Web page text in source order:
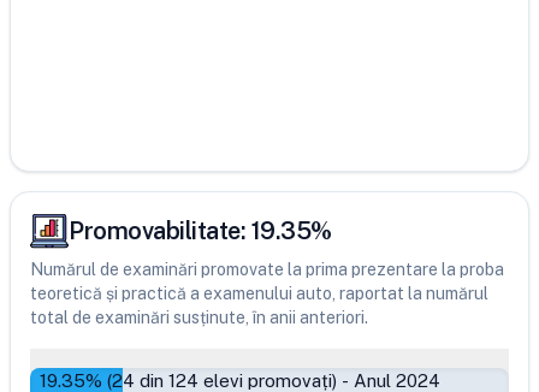
Promovabilitate: 19.35%
Numărul de examinări promovate la prima prezentare la proba
teoretică și practică a examenului auto, raportat la numărul
total de examinări susținute, în anii anteriori.
19.35% (24 din 124 elevi promovați) - Anul 2024